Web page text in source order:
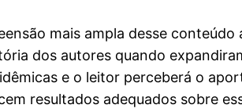
mais ampla desse
dos autores quando
e o leitor perceberá o
resultados adequados sobre